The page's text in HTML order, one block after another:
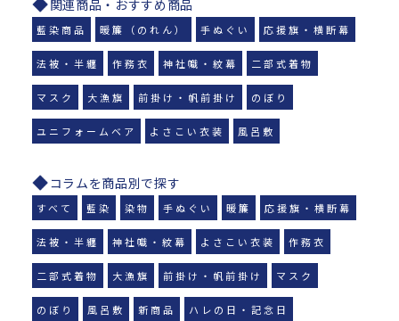
関連商品・おすすめ商品
藍染商品 暖簾（のれん） 手ぬぐい 応援旗・横断幕
法被・半纏 作務衣 神社幟・紋幕 二部式着物
マスク 大漁旗 前掛け・帆前掛け のぼり
ユニフォームベア よさこい衣装 風呂敷
コラムを商品別で探す
すべて 藍染 染物 手ぬぐい 暖簾 応援旗・横断幕
法被・半纏 神社幟・紋幕 よさこい衣装 作務衣
二部式着物 大漁旗 前掛け・帆前掛け マスク
のぼり 風呂敷 新商品 ハレの日・記念日